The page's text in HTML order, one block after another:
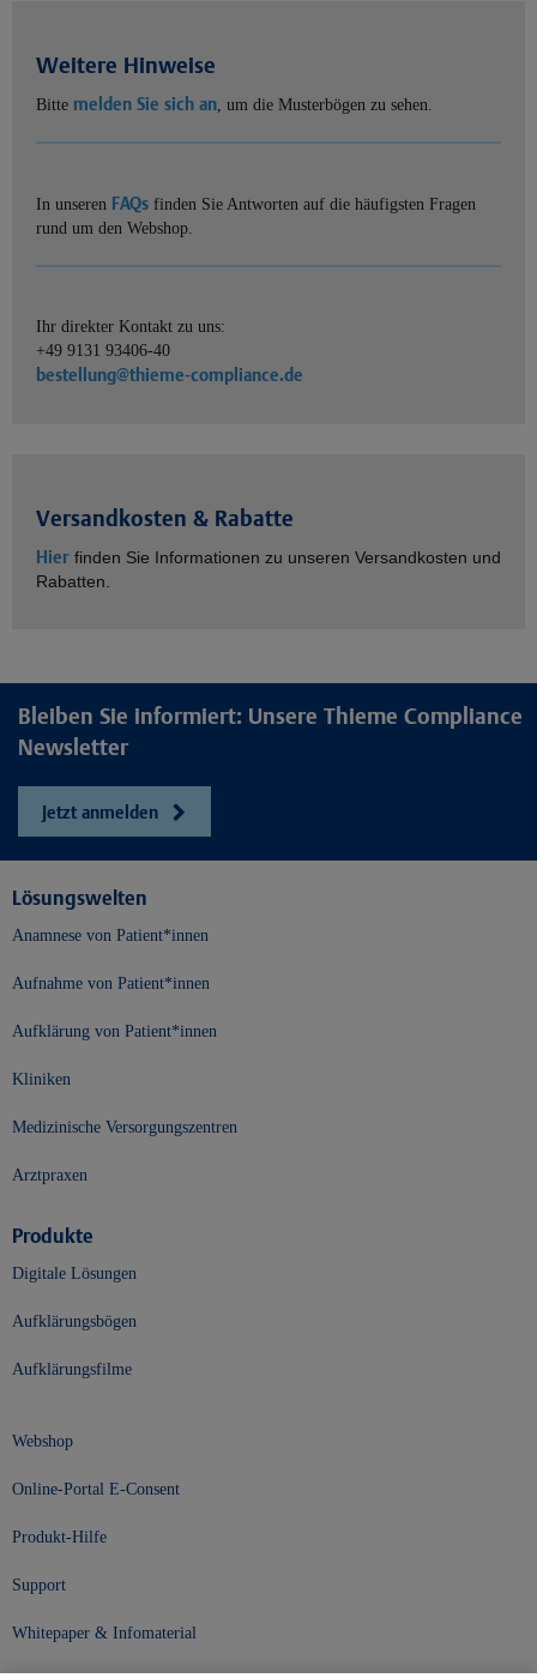
Weitere Hinweise
Bitte melden Sie sich an, um die Musterbögen zu sehen.
In unseren FAQs finden Sie Antworten auf die häufigsten Fragen
rund um den Webshop.
Ihr direkter Kontakt zu uns:
+49 9131 93406-40
bestellung@thieme-compliance.de
Versandkosten & Rabatte
Hier finden Sie Informationen zu unseren Versandkosten und
Rabatten.
Bleiben Sie informiert: Unsere Thieme Compliance
Newsletter
Jetzt anmelden
Lösungswelten
Anamnese von Patient*innen
Aufnahme von Patient*innen
Aufklärung von Patient*innen
Kliniken
Medizinische Versorgungszentren
Arztpraxen
Produkte
Digitale Lösungen
Aufklärungsbögen
Aufklärungsfilme
Webshop
Online-Portal E-Consent
Produkt-Hilfe
Support
Whitepaper & Infomaterial